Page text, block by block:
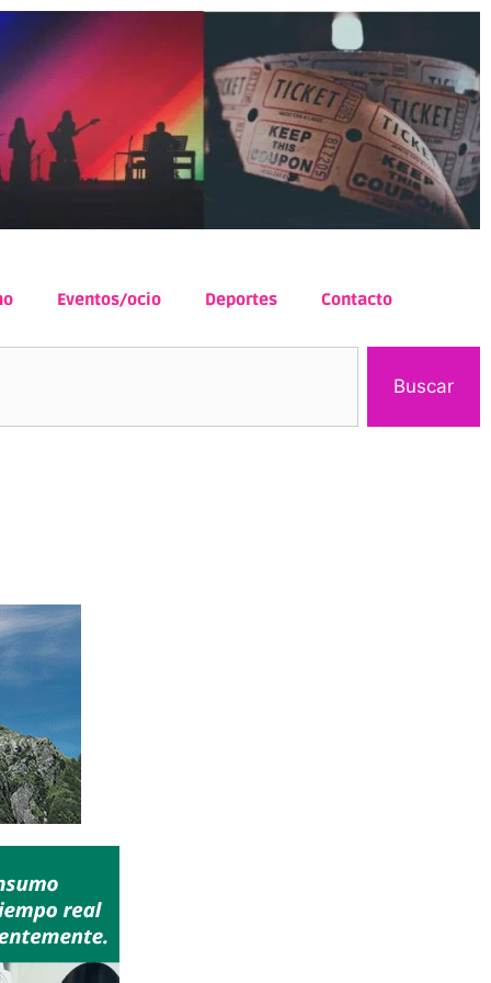
Eventos/ocio Deportes Contacto
Buscar